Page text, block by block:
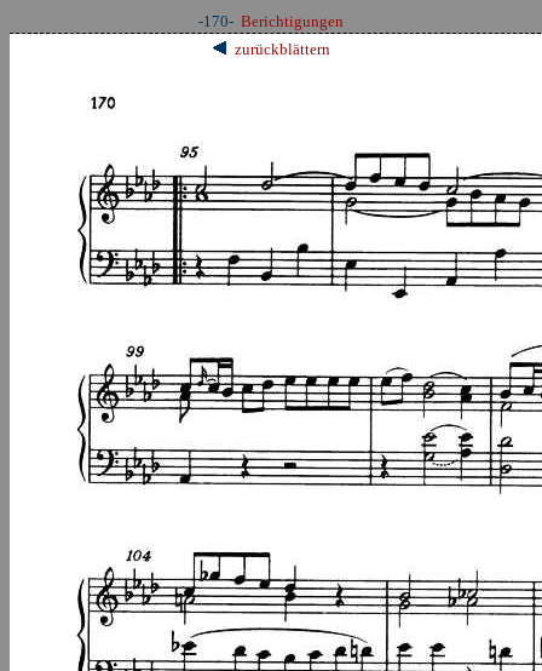
zurückblättern
-170- Berichtigungen